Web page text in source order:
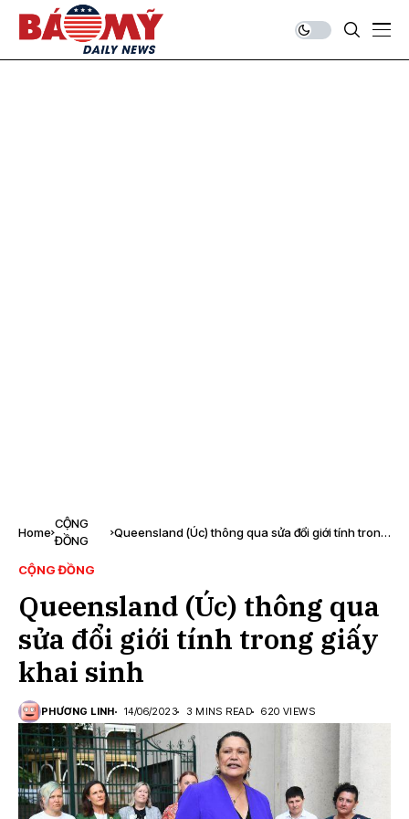
Home
CỘNG
ĐỒNG
Queensland (Úc) thông qua sửa đổi giới tính trong
CỘNG ĐỒNG
Queensland (Úc) thông qua
sửa đổi giới tính trong giấy
khai sinh
PHƯƠNG LINH 14/06/2023 3 MINS READ 620 VIEWS